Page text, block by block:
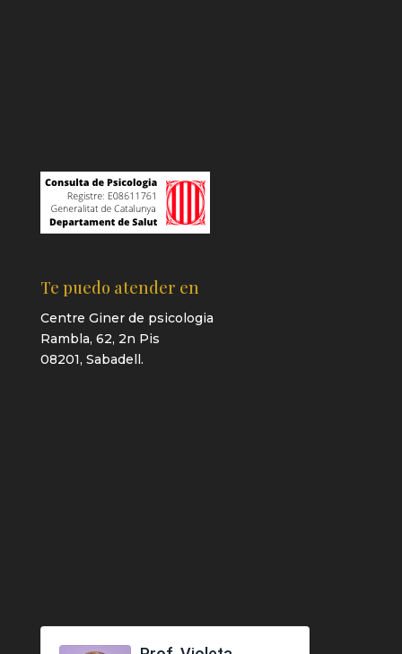
Te puedo atender en
Centre Giner de psicologia
Rambla, 62, 2n Pis
08201, Sabadell.